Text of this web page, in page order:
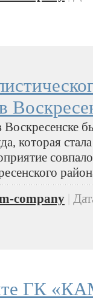
которая
company
ГК